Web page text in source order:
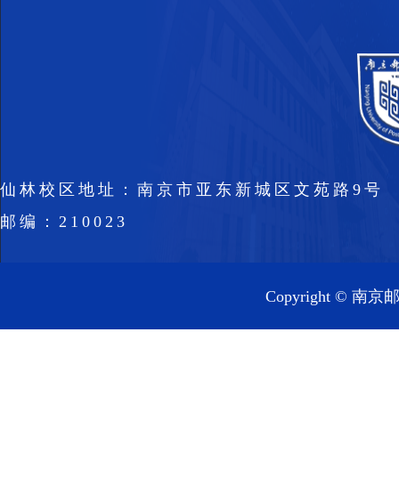
仙林校区地址：南京市亚东新城区文苑路9号
邮编：210023
Copyright © 南京